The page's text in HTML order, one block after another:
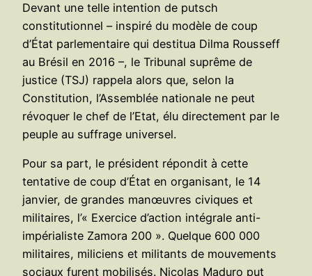
Devant une telle intention de putsch
constitutionnel – inspiré du modèle de coup
d’État parlementaire qui destitua Dilma Rousseff
au Brésil en 2016 –, le Tribunal suprême de
justice (TSJ) rappela alors que, selon la
Constitution, l’Assemblée nationale ne peut
révoquer le chef de l’Etat, élu directement par le
peuple au suffrage universel.
Pour sa part, le président répondit à cette
tentative de coup d’État en organisant, le 14
janvier, de grandes manœuvres civiques et
militaires, l’« Exercice d’action intégrale anti-
impérialiste Zamora 200 ». Quelque 600 000
militaires, miliciens et militants de mouvements
sociaux furent mobilisés. Nicolas Maduro put